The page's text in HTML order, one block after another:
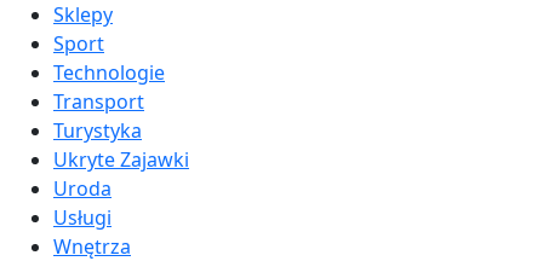
Sklepy
Sport
Technologie
Transport
Turystyka
Ukryte Zajawki
Uroda
Usługi
Wnętrza